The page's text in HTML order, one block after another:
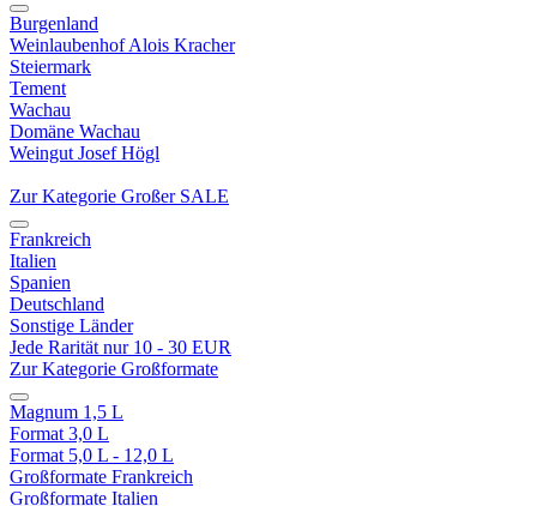
Burgenland
Weinlaubenhof Alois Kracher
Steiermark
Tement
Wachau
Domäne Wachau
Weingut Josef Högl
Zur Kategorie Großer SALE
Frankreich
Italien
Spanien
Deutschland
Sonstige Länder
Jede Rarität nur 10 - 30 EUR
Zur Kategorie Großformate
Magnum 1,5 L
Format 3,0 L
Format 5,0 L - 12,0 L
Großformate Frankreich
Großformate Italien